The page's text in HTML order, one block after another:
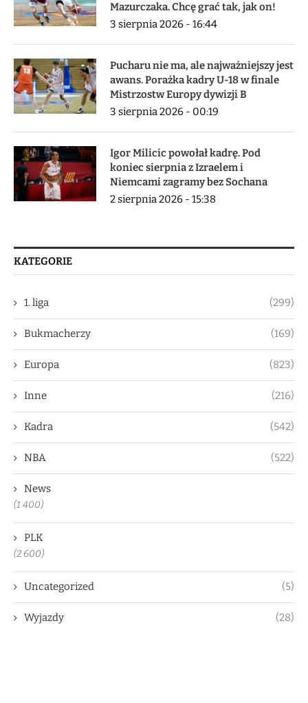
Mazurczaka. Chcę grać tak, jak on!
3 sierpnia 2026 - 16:44
Pucharu nie ma, ale najważniejszy jest
awans. Porażka kadry U-18 w finale
Mistrzostw Europy dywizji B
3 sierpnia 2026 - 00:19
Igor Milicic powołał kadrę. Pod
koniec sierpnia z Izraelem i
Niemcami zagramy bez Sochana
2 sierpnia 2026 - 15:38
KATEGORIE
1. liga (299)
Bukmacherzy (169)
Europa (823)
Inne (216)
Kadra (542)
NBA (522)
News
(1 400)
PLK
(2 600)
Uncategorized (5)
Wyjazdy (28)